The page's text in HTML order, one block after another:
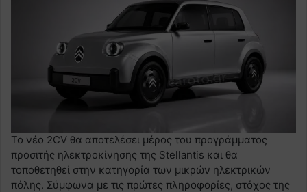
Το νέο 2CV θα αποτελέσει μέρος του προγράμματος
προσιτής ηλεκτροκίνησης της Stellantis και θα
τοποθετηθεί στην κατηγορία των μικρών ηλεκτρικών
πόλης. Σύμφωνα με τις πρώτες πληροφορίες, στόχος της